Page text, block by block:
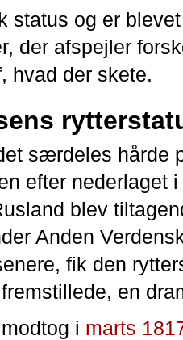
status og er
der afspejler
hvad der skete.
særdeles hårde
efter nederlaget
blev
Anden
fik den
en
i marts